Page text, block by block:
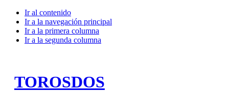
Ir al contenido
Ir a la navegación principal
Ir a la primera columna
Ir a la segunda columna
TOROSDOS